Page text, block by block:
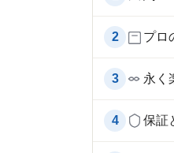
2 プロ
3 永く
4 保証